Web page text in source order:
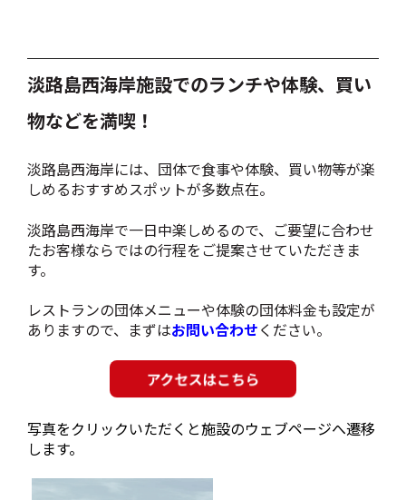
淡路島西海岸施設でのランチや体験、買い
物などを満喫！
淡路島西海岸には、団体で食事や体験、買い物等が楽
しめるおすすめスポットが多数点在。
淡路島西海岸で一日中楽しめるので、ご要望に合わせ
たお客様ならではの行程をご提案させていただきま
す。
レストランの団体メニューや体験の団体料金も設定が
ありますので、まずはお問い合わせください。
写真をクリックいただくと施設のウェブページへ遷移
します。